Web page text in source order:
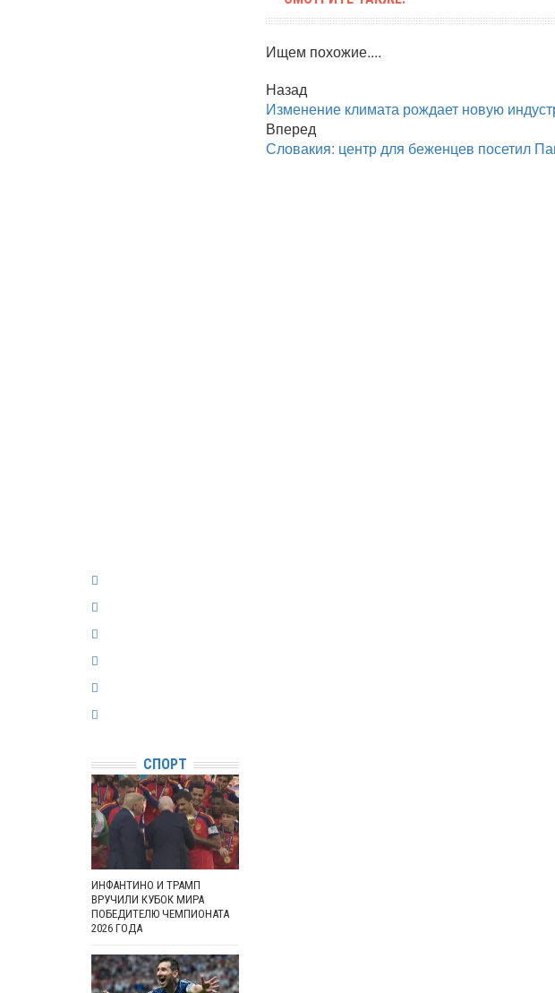
Ищем похожие....
Назад
Изменение климата рождает новую
Вперед
Словакия: центр для беженцев посетил
СПОРТ
ИНФАНТИНО И ТРАМП
ВРУЧИЛИ КУБОК МИРА
ПОБЕДИТЕЛЮ ЧЕМПИОНАТА
2026 ГОДА